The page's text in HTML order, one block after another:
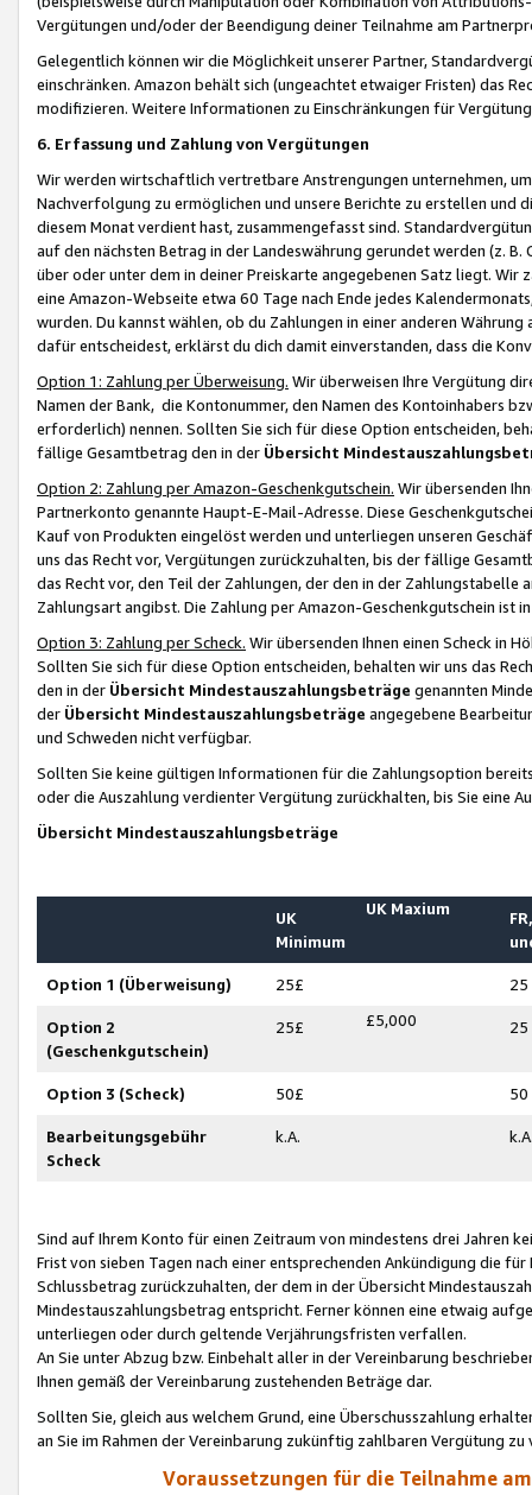
Vergütungen und/oder der Beendigung deiner Teilnahme am
Gelegentlich können wir die Möglichkeit unserer Partner,
einschränken. Amazon behält sich (ungeachtet etwaiger Fristen) das
modifizieren. Weitere Informationen zu Einschränkungen für
6. Erfassung und Zahlung von Vergütungen
Wir werden wirtschaftlich vertretbare Anstrengungen unternehmen,
Nachverfolgung zu ermöglichen und unsere Berichte zu erstellen und
diesem Monat verdient hast, zusammengefasst sind.
auf den nächsten Betrag in der Landeswährung gerundet werden (z.
über oder unter dem in deiner Preiskarte angegebenen Satz liegt.
eine Amazon-Webseite etwa 60 Tage nach Ende jedes
wurden. Du kannst wählen, ob du Zahlungen in einer anderen
dafür entscheidest, erklärst du dich damit einverstanden, dass die
Option 1: Zahlung per Überweisung. Wir überweisen Ihre Vergütung
Namen der Bank, die Kontonummer, den Namen des Kontoinhabers
erforderlich) nennen. Sollten Sie sich für diese Option entscheiden,
fällige Gesamtbetrag den in der Übersicht
Option 2: Zahlung per Amazon-Geschenkgutschein. Wir übersenden
Partnerkonto genannte Haupt-E-Mail-Adresse. Diese
Kauf von Produkten eingelöst werden und unterliegen unseren
uns das Recht vor, Vergütungen zurückzuhalten, bis der fällige
das Recht vor, den Teil der Zahlungen, der den in der
Zahlungsart angibst. Die Zahlung per Amazon-Geschenkgutschein ist
Option 3: Zahlung per Scheck. Wir übersenden Ihnen einen Scheck in
Sollten Sie sich für diese Option entscheiden, behalten wir uns das
den in der Übersicht Mindestauszahlungsbeträge genannten
der Übersicht Mindestauszahlungsbeträge angegebene
und Schweden nicht verfügbar.
Sollten Sie keine gültigen Informationen für die Zahlungsoption
oder die Auszahlung verdienter Vergütung zurückhalten, bis Sie
Übersicht Mindestauszahlungsbeträge
UK
Minimum
UK Maxium
Option 1 (Überweisung) 25£ 25
Option 2
(Geschenkgutschein)
25£ £5,000 25
Option 3 (Scheck) 50£ 50
Bearbeitungsgebühr
Scheck
k.A.
Sind auf Ihrem Konto für einen Zeitraum von mindestens drei Jahren
Frist von sieben Tagen nach einer entsprechenden Ankündigung die
Schlussbetrag zurückzuhalten, der dem in der Übersicht
Mindestauszahlungsbetrag entspricht. Ferner können eine etwaig
unterliegen oder durch geltende Verjährungsfristen verfallen.
An Sie unter Abzug bzw. Einbehalt aller in der Vereinbarung
Ihnen gemäß der Vereinbarung zustehenden Beträge dar.
Sollten Sie, gleich aus welchem Grund, eine Überschusszahlung
an Sie im Rahmen der Vereinbarung zukünftig zahlbaren Vergütung zu
Voraussetzungen für die Teilnahme